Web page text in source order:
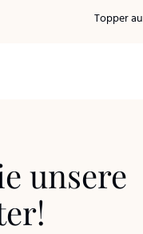
Topper
unsere